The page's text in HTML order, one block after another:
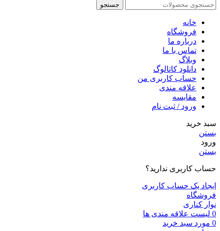
جستجو
خانه
فروشگاه
درباره ما
تماس با ما
وبلاگ
دانلود کاتالوگ
حساب کاربری من
علاقه مندی
مقايسه
ورود / ثبت نام
سبد خرید
بستن
ورود
بستن
حساب کاربری ندارید؟
ایجاد یک حساب کاربری
فروشگاه
نوار کناری
0 لیست علاقه مندی ها
0 مورد سبد خرید